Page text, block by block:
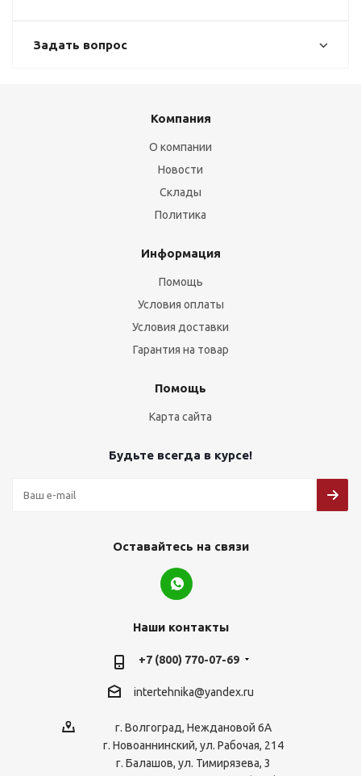
Задать вопрос
Компания
О компании
Новости
Склады
Политика
Информация
Помощь
Условия оплаты
Условия доставки
Гарантия на товар
Помощь
Карта сайта
Будьте всегда в курсе!
Оставайтесь на связи
Наши контакты
+7 (800) 770-07-69
intertehnika@yandex.ru
г. Волгоград, Неждановой 6А
г. Новоаннинский, ул. Рабочая, 214
г. Балашов, ул. Тимирязева, 3